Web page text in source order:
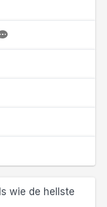
wie de hellste